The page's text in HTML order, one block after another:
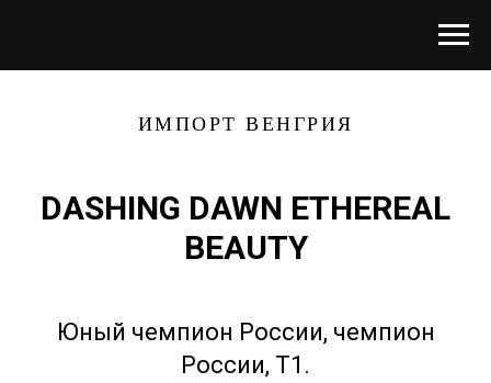
ИМПОРТ ВЕНГРИЯ
DASHING DAWN ETHEREAL
BEAUTY
Юный чемпион России, чемпион
России, Т1.